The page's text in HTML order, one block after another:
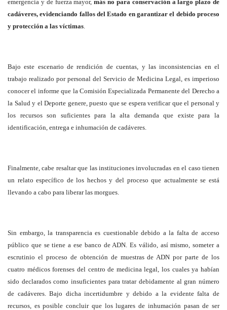
emergencia y de fuerza mayor,más no para conservación a largo plazo de
cadáveres, evidenciando fallos del Estado en garantizar el debido proceso
y protección a las víctimas
Bajo este escenario de rendición de cuentas, y las inconsistencias en el
trabajo realizado por personal del Servicio de Medicina Legal, es imperioso
conocer el informe que la Comisión Especializada Permanente del Derecho a
la Salud y el Deporte genere, puesto que se espera verificar que el personal y
los recursos son suficientes para la alta demanda que existe para la
identificación, entrega e inhumación de cadáveres.
Finalmente, cabe resaltar que las instituciones involucradas en el caso tienen
un relato específico de los hechos y del proceso que actualmente se está
llevando a cabo para liberar las morgues.
Sin embargo, la transparencia es cuestionable debido a la falta de acceso
público que se tiene a ese banco de ADN. Es válido, así mismo, someter a
escrutinio el proceso de obtención de muestras de ADN por parte de los
cuatro médicos forenses del centro de medicina legal, los cuales ya habían
sido declarados como insuficientes para tratar debidamente al gran número
de cadáveres. Bajo dicha incertidumbre y debido a la evidente falta de
recursos, es posible concluir que los lugares de inhumación pasan de ser